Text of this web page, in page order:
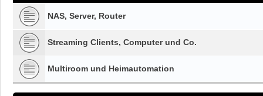
NAS, Server, Router
Streaming Clients, Computer und Co.
Multiroom und Heimautomation